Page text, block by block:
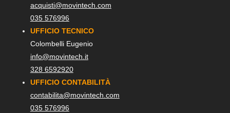
acquisti@movintech.com
035 576996
UFFICIO TECNICO
Colombelli Eugenio
info@movintech.it
328 6592920
UFFICIO CONTABILITÀ
contabilita@movintech.com
035 576996